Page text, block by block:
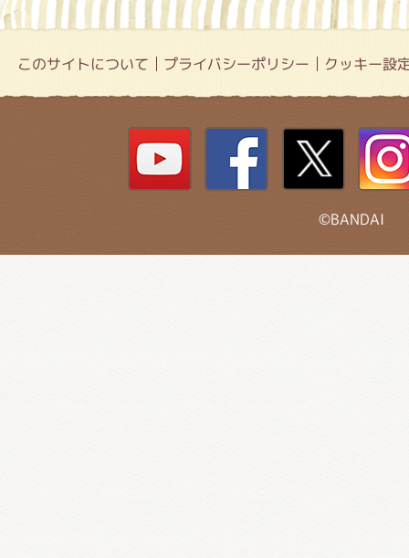
このサイトについて プライバシーポリシー クッキー設
©BANDAI